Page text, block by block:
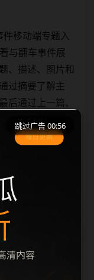
移动端专题入
与翻车事件展
、描述、图片和
过摘要了解主
后通过上一篇、
多个站点同步发
远程图片本地
跳过广告 00:56